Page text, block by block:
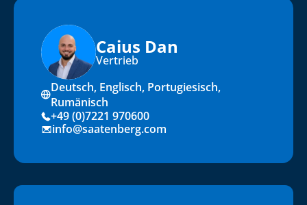
Caius Dan
Vertrieb
Deutsch, Englisch, Portugiesisch,
Rumänisch
+49 (0)7221 970600
info@saatenberg.com